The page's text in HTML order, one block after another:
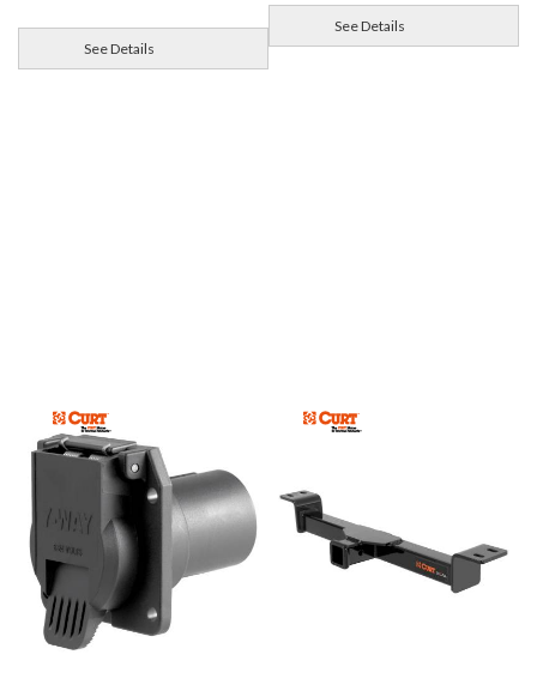
See Details
See Details